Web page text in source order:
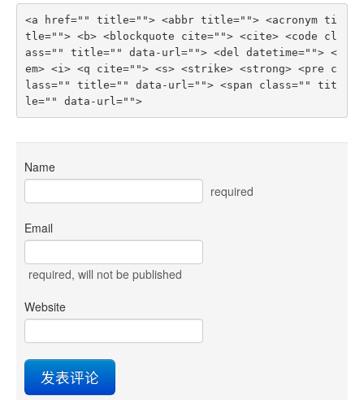
<a href="" title=""> <abbr title=""> <acronym ti
tle=""> <b> <blockquote cite=""> <cite> <code cl
ass="" title="" data-url=""> <del datetime=""> <
em> <i> <q cite=""> <s> <strike> <strong> <pre c
lass="" title="" data-url=""> <span class="" tit
le="" data-url="">
Name
required
Email
required, will not be published
Website